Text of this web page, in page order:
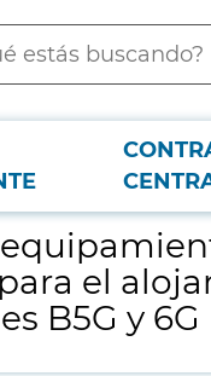
conformará el nuevo
para el
B5G y 6G